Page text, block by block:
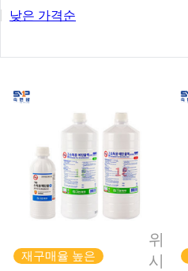
낮은 가격순
위
시
재구매율 높은